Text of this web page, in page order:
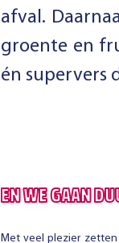
afval.
groente en
én supervers
EN WE GAAN
Met veel plezier